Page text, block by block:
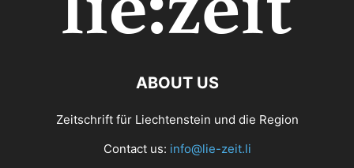
ABOUT US
Zeitschrift für Liechtenstein und die Region
Contact us: info@lie-zeit.li